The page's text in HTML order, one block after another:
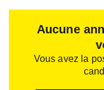
Aucune
Vous avez la